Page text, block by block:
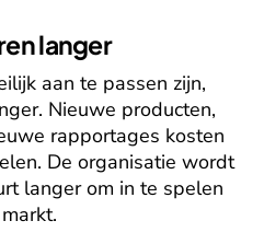
langer
aan te passen zijn,
Nieuwe producten,
rapportages kosten
De organisatie wordt
langer om in te spelen